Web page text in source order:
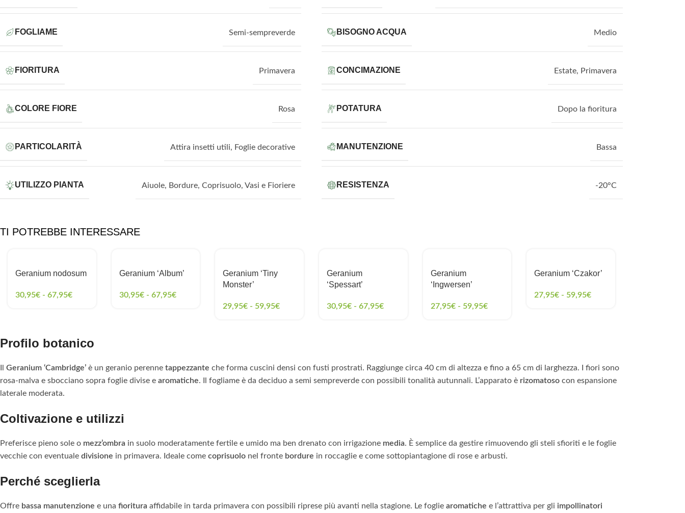
FOGLIAME Semi-sempreverde
FIORITURA Primavera
COLORE FIORE Rosa
PARTICOLARITÀ Attira insetti utili, Foglie decorative
UTILIZZO PIANTA Aiuole, Bordure, Coprisuolo, Vasi e Fioriere
BISOGNO ACQUA Medio
CONCIMAZIONE Estate, Primavera
POTATURA Dopo la fioritura
MANUTENZIONE Bassa
RESISTENZA -20°C
TI POTREBBE INTERESSARE
Geranium nodosum
30,95€ - 67,95€
Geranium ‘Album’
30,95€ - 67,95€
Geranium ‘Tiny
Monster’
29,95€ - 59,95€
Geranium
‘Spessart’
30,95€ - 67,95€
Geranium
‘Ingwersen’
27,95€ - 59,95€
Geranium ‘Czakor’
27,95€ - 59,95€
Profilo botanico
Geranium ‘Cambridge’ è un geranio perenne tappezzante che forma cuscini densi con fusti prostrati. Raggiunge circa 40 cm di altezza e fino a 65 cm di larghezza. I fiori sono
rosa-malva e sbocciano sopra foglie divise e aromatiche. Il fogliame è da deciduo a semi sempreverde con possibili tonalità autunnali. L’apparato è rizomatoso con espansione
laterale moderata.
Coltivazione e utilizzi
Preferisce pieno sole o mezz’ombra in suolo moderatamente fertile e umido ma ben drenato con irrigazione media. È semplice da gestire rimuovendo gli steli sfioriti e le foglie
vecchie con eventuale divisione in primavera. Ideale come coprisuolo nel fronte bordure in roccaglie e come sottopiantagione di rose e arbusti.
Perché sceglierla
Offre bassa manutenzione e una fioritura affidabile in tarda primavera con possibili riprese più avanti nella stagione. Le foglie aromatiche e l’attrattiva per gli impollinatori